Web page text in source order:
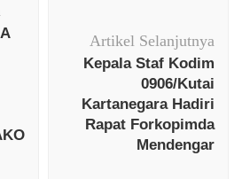
Artikel Selanjutnya
Kepala Staf Kodim
0906/Kutai
Kartanegara Hadiri
Rapat Forkopimda
Mendengar